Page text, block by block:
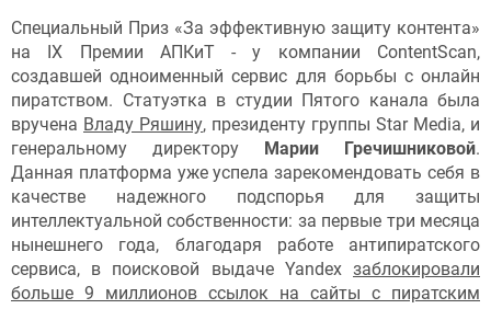
Специальный Приз «За эффективную защиту контента»
на IX Премии АПКиТ - у компании ContentScan,
создавшей одноименный сервис для борьбы с онлайн
пиратством. Статуэтка в студии Пятого канала была
вручена Владу Ряшину, президенту группы Star Media, и
генеральному директору
Марии Гречишниковой.
Данная платформа уже успела зарекомендовать себя в
качестве надежного подспорья для защиты
интеллектуальной собственности: за первые три месяца
нынешнего года, благодаря работе антипиратского
сервиса, в поисковой выдаче Yandex заблокировали
больше 9 миллионов ссылок на сайты с пиратским